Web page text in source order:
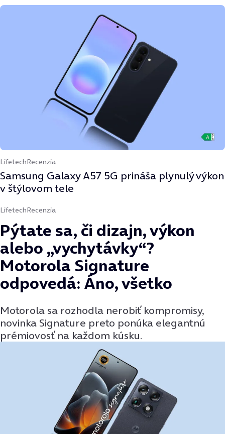
LifetechRecenzia
Samsung Galaxy A57 5G prináša plynulý výkon
v štýlovom tele
LifetechRecenzia
Pýtate sa, či dizajn, výkon
alebo „vychytávky“?
Motorola Signature
odpovedá: Áno, všetko
Motorola sa rozhodla nerobiť kompromisy,
novinka Signature preto ponúka elegantnú
prémiovosť na každom kúsku.